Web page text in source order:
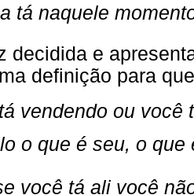
tá naquele
decidida e
definição para
tá vendendo ou
o que é seu, o que
você tá ali você